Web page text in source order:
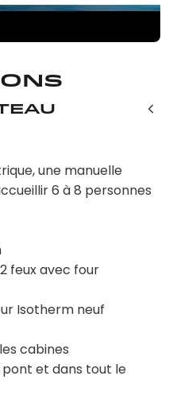
une manuelle
6 à 8 personnes
feux avec four
Isotherm neuf
cabines
pont et dans tout le